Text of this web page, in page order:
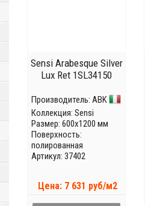
Sensi Arabesque Silver
Lux Ret 1SL34150
Производитель: ABK
Коллекция: Sensi
Размер: 600x1200 мм
Поверхность:
полированная
Артикул: 37402
Цена: 7 631 руб/м2